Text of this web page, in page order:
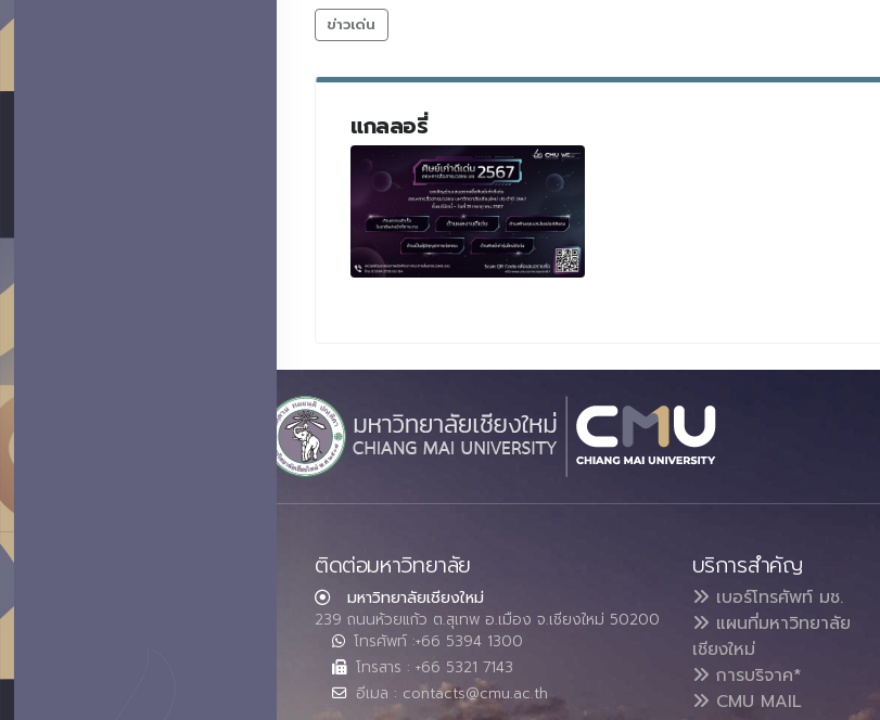
ข่าวเด่น
แกลลอรี่
ติดต่อมหาวิทยาลัย
มหาวิทยาลัยเชียงใหม่
239 ถนนห้วยแก้ว ต.สุเทพ อ.เมือง จ.เชียงใหม่ 50200
โทรศัพท์ :+66 5394 1300
โทรสาร : +66 5321 7143
อีเมล : contacts@cmu.ac.th
บริการสำคัญ
เบอร์โทรศัพท์ มช.
แผนที่มหาวิทยาลัย
เชียงใหม่
การบริจาค*
CMU MAIL